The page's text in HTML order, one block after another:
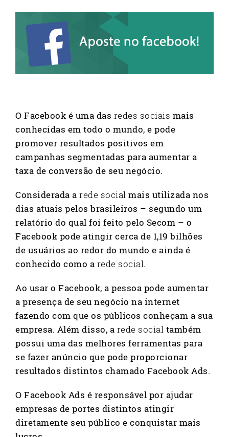
O Facebook é uma das redes sociais mais
conhecidas em todo o mundo, e pode
promover resultados positivos em
campanhas segmentadas para aumentar a
taxa de conversão de seu negócio.
Considerada a rede social mais utilizada nos
dias atuais pelos brasileiros – segundo um
relatório do qual foi feito pelo Secom – o
Facebook pode atingir cerca de 1,19 bilhões
de usuários ao redor do mundo e ainda é
conhecido como a rede social.
Ao usar o Facebook, a pessoa pode aumentar
a presença de seu negócio na internet
fazendo com que os públicos conheçam a sua
empresa. Além disso, a rede social também
possui uma das melhores ferramentas para
se fazer anúncio que pode proporcionar
resultados distintos chamado Facebook Ads.
O Facebook Ads é responsável por ajudar
empresas de portes distintos atingir
diretamente seu público e conquistar mais